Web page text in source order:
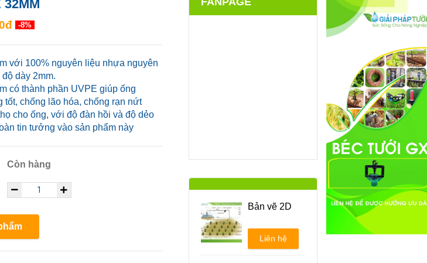
32MM
-8%
với 100% nguyên liệu nhựa nguyên
dày 2mm.
có thành phần UVPE giúp ống
tốt, chống lão hóa, chống rạn nứt
cho ống, với độ đàn hồi và độ dẻo
tin tưởng vào sản phẩm này
Còn hàng
Bản vẽ 2D
Liên hệ